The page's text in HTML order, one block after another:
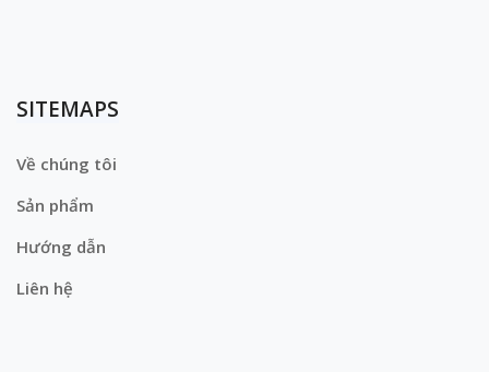
SITEMAPS
Về chúng tôi
Sản phẩm
Hướng dẫn
Liên hệ